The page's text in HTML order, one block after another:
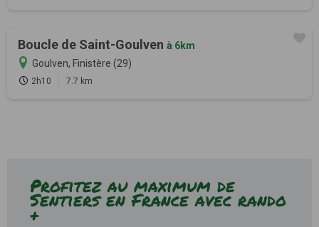
Boucle de Saint-Goulven à 6km
Goulven, Finistère (29)
2h10 7.7 km
Profitez au maximum de
Sentiers en France avec rando
+